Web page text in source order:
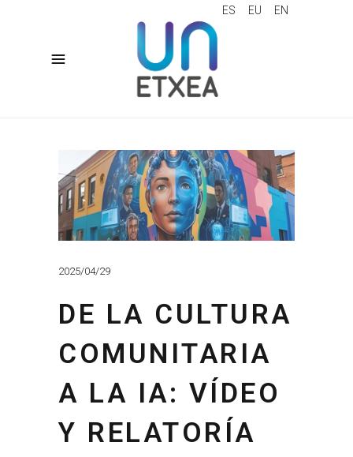
ES EU EN
2025/04/29
DE LA CULTURA
COMUNITARIA
A LA IA: VÍDEO
Y RELATORÍA